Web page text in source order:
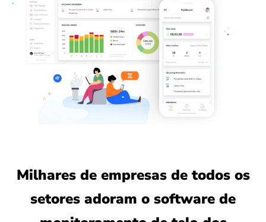
Milhares de empresas de todos os
setores adoram o software de